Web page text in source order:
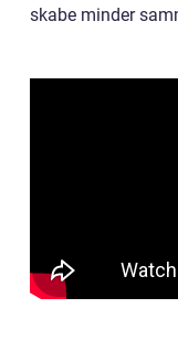
skabe minder